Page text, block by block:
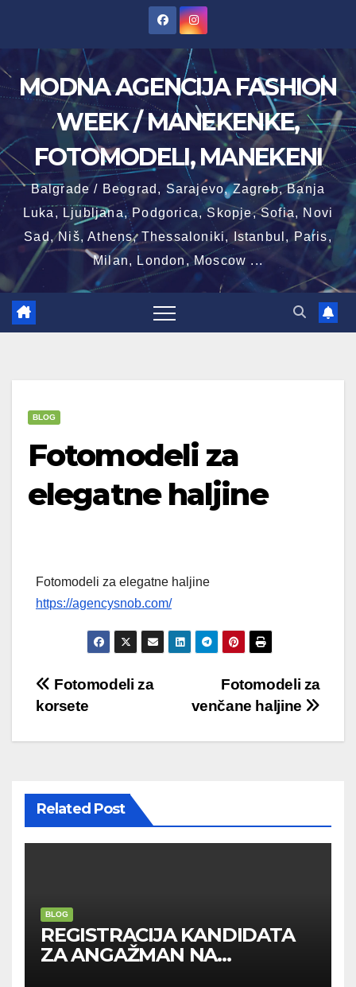
content
MODNA AGENCIJA FASHION
WEEK / MANEKENKE,
FOTOMODELI, MANEKENI
Balgrade / Beograd, Sarajevo, Zagreb, Banja
Luka, Ljubljana, Podgorica, Skopje, Sofia, Novi
Sad, Niš, Athens, Thessaloniki, Istanbul, Paris,
Milan, London, Moscow ...
BLOG
Fotomodeli za
elegatne haljine
Fotomodeli za elegatne haljine
https://agencysnob.com/
Post
Fotomodeli za
venčane haljine
Fotomodeli za
korsete
Related Post
BLOG
REGISTRACIJA KANDIDATA
ZA ANGAŽMAN NA